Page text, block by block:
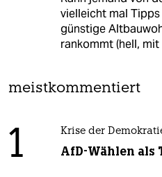
vielleicht mal
günstige
rankommt (hell,
meistkommentiert
1 Krise der
AfD-Wählen als